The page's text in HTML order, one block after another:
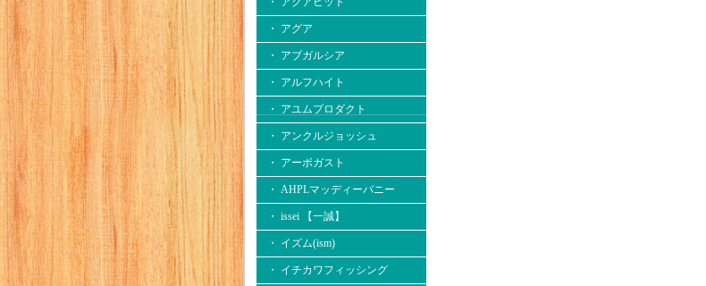
・ アグア
・ アブガルシア
・ アルフハイト
・ アユムプロダクト
・ アンクルジョッシュ
・ アーボガスト
・ AHPLマッディーバニー
・ issei 【一誠】
・ イズム(ism)
・ イチカワフィッシング